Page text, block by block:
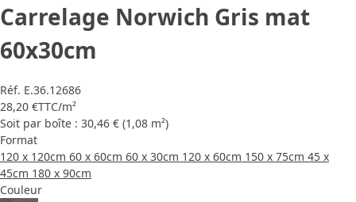
Carrelage Norwich Gris mat
60x30cm
Réf. E.36.12686
28,20 €TTC/m²
Soit par boîte : 30,46 € (1,08 m²)
Format
120 x 120cm 60 x 60cm 60 x 30cm 120 x 60cm 150 x 75cm 45 x
45cm 180 x 90cm
Couleur